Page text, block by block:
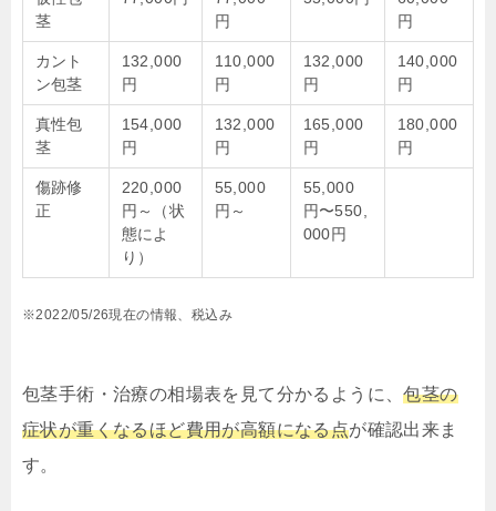
茎
円
円
カント
ン包茎
132,000
円
110,000
円
132,000
円
140,000
円
真性包
茎
154,000
円
132,000
円
165,000
円
180,000
円
傷跡修
正
220,000
円～（状
態によ
り）
55,000
円～
55,000
円〜550,
000円
※2022/05/26現在の情報、税込み
包茎手術・治療の相場表を見て分かるように、包茎の
症状が重くなるほど費用が高額になる点が確認出来ま
す。